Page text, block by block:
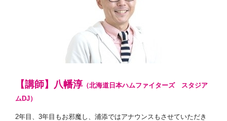
【講師】八幡淳（北海道日本ハムファイターズ スタジア
ムDJ）
2年目、3年目もお邪魔し、浦添ではアナウンスもさせていただき